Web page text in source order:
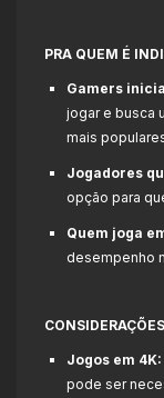
PRA QUEM É
Gamers
jogar e busca
mais
Jogadores
opção para
Quem joga
desempenho
Jogos em 4K:
pode ser